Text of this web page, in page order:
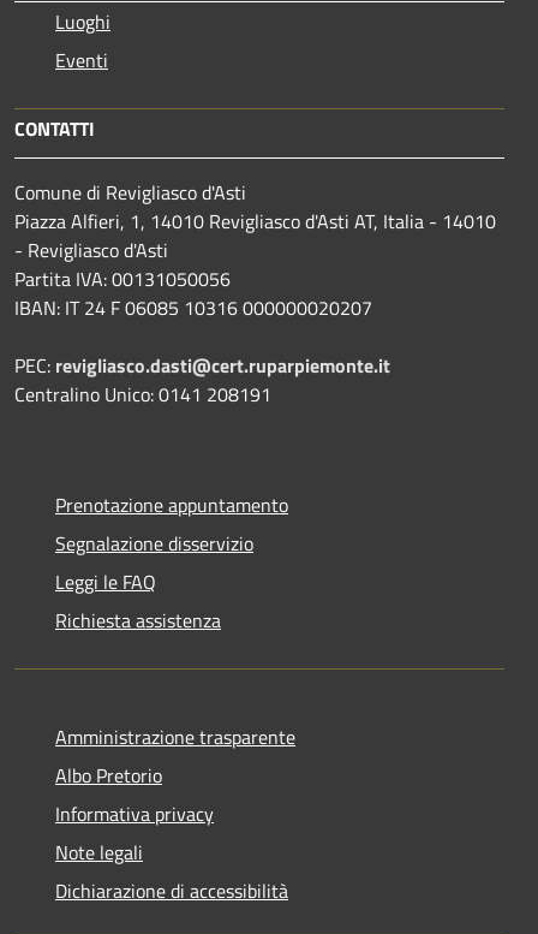
Luoghi
Eventi
CONTATTI
Comune di Revigliasco d'Asti
Piazza Alfieri, 1, 14010 Revigliasco d'Asti AT, Italia - 14010
- Revigliasco d'Asti
Partita IVA: 00131050056
IBAN: IT 24 F 06085 10316 000000020207
PEC: revigliasco.dasti@cert.ruparpiemonte.it
Centralino Unico: 0141 208191
Prenotazione appuntamento
Segnalazione disservizio
Leggi le FAQ
Richiesta assistenza
Amministrazione trasparente
Albo Pretorio
Informativa privacy
Note legali
Dichiarazione di accessibilità